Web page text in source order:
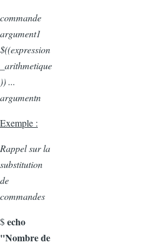
commande
argument1
$((expression
_arithmetique
)) ...
argumentn
Exemple :
Rappel sur la
substitution
de
commandes
$echo
"Nombre de